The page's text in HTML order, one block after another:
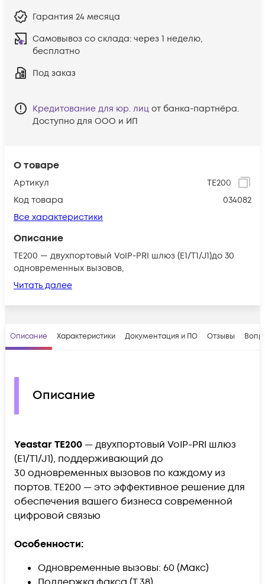
О товаре
Артикул
TE200
Код товара
034082
Все характеристики
Описание
TЕ200 — двухпортовый VoIP-PRI шлюз (E1/T1/J1)до 30
одновременных вызовов,
Читать далее
Гарантия 24 месяца
Самовывоз со склада: через 1 неделю,
бесплатно
Под заказ
Кредитование для юр. лиц от банка-партнёра.
Доступно для ООО и ИП
Описание Характеристики Документация и ПО Отзывы
Описание
Yeastar TЕ200 — двухпортовый VoIP-PRI шлюз
(E1/T1/J1), поддерживающий до
30 одновременных вызовов по каждому из
портов. ТЕ200 — это эффективное решение для
обеспечения вашего бизнеса современной
цифровой связью
Особенности:
​Одновременные вызовы: 60 (Макс)